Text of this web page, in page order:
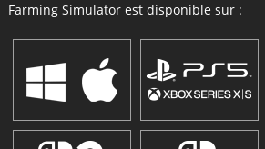
Farming Simulator est disponible sur :